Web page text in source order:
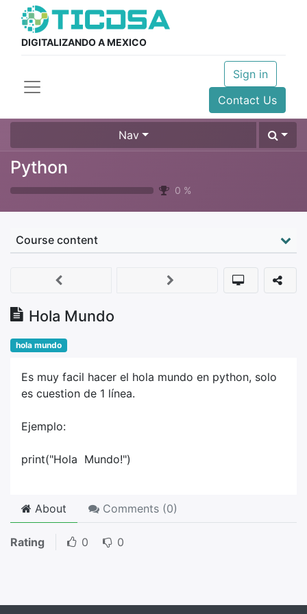
DIGITALIZANDO A MEXICO
Sign in
Contact Us
Nav
Python
0 %
Course content
Hola Mundo
hola mundo
Es muy facil hacer el hola mundo en python, solo
es cuestion de 1 línea.
Ejemplo:
print("Hola Mundo!")
About Comments (0)
Rating 0 0